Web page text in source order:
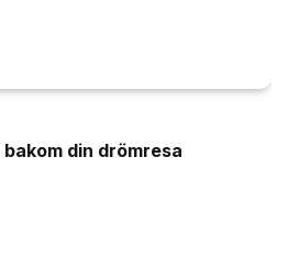
din drömresa